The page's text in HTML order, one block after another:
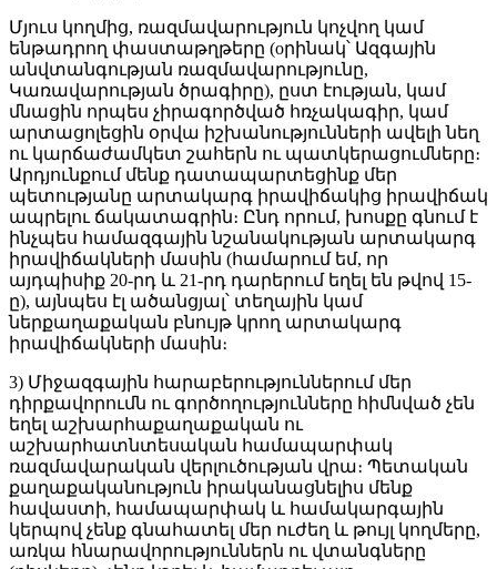
Մյուս կողմից, ռազմավարություն կոչվող կամ
ենթադրող փաստաթղթերը (oրինակ՝ Ազգային
անվտանգության ռազմավարությունը,
Կառավարության ծրագիրը), ըստ էության, կամ
մնացին որպես չիրագործված հռչակագիր, կամ
արտացոլեցին օրվա իշխանությունների ավելի նեղ
ու կարճաժամկետ շահերն ու պատկերացումները։
Արդյունքում մենք դատապարտեցինք մեր
պետությանը արտակարգ իրավիճակից իրավիճակ
ապրելու ճակատագրին։ Ընդ որում, խոսքը գնում է
ինչպես համազգային նշանակության արտակարգ
իրավիճակների մասին (համարում եմ, որ
այդպիսիք 20-րդ և 21-րդ դարերում եղել են թվով 15-
ը), այնպես էլ ածանցյալ՝ տեղային կամ
ներքաղաքական բնույթ կրող արտակարգ
իրավիճակների մասին։
3) Միջազգային հարաբերություններում մեր
դիրքավորումն ու գործողությունները հիմնված չեն
եղել աշխարհաքաղաքական ու
աշխարհատնտեսական համապարփակ
ռազմավարական վերլուծության վրա։ Պետական
քաղաքականություն իրականացնելիս մենք
հավաստի, համապարփակ և համակարգային
կերպով չենք գնահատել մեր ուժեղ և թույլ կողմերը,
առկա հնարավորություններն ու վտանգները